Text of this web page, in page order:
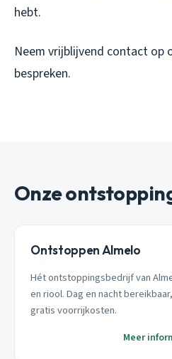
hebt.
Neem vrijblijvend contact op
bespreken.
Onze
Ontstoppen Almelo
Hét ontstoppingsbedrijf van
en riool. Dag en nacht
gratis voorrijkosten.
Meer